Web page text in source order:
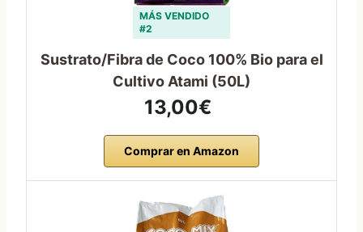
MÁS VENDIDO
#2
Sustrato/Fibra de Coco 100% Bio para el
Cultivo Atami (50L)
13,00€
Comprar en Amazon